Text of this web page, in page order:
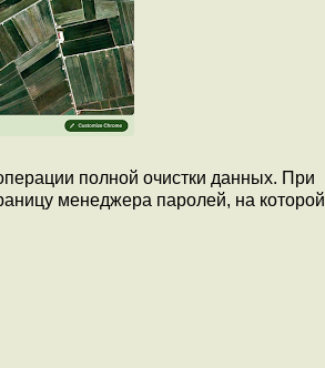
полной очистки данных. При
менеджера паролей, на которой